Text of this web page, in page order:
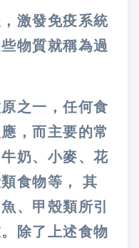
激發免疫系統
物質就稱為過
之一，任何食
，而主要的常
奶、小麥、花
食物等， 其
、甲殼類所引
除了上述食物